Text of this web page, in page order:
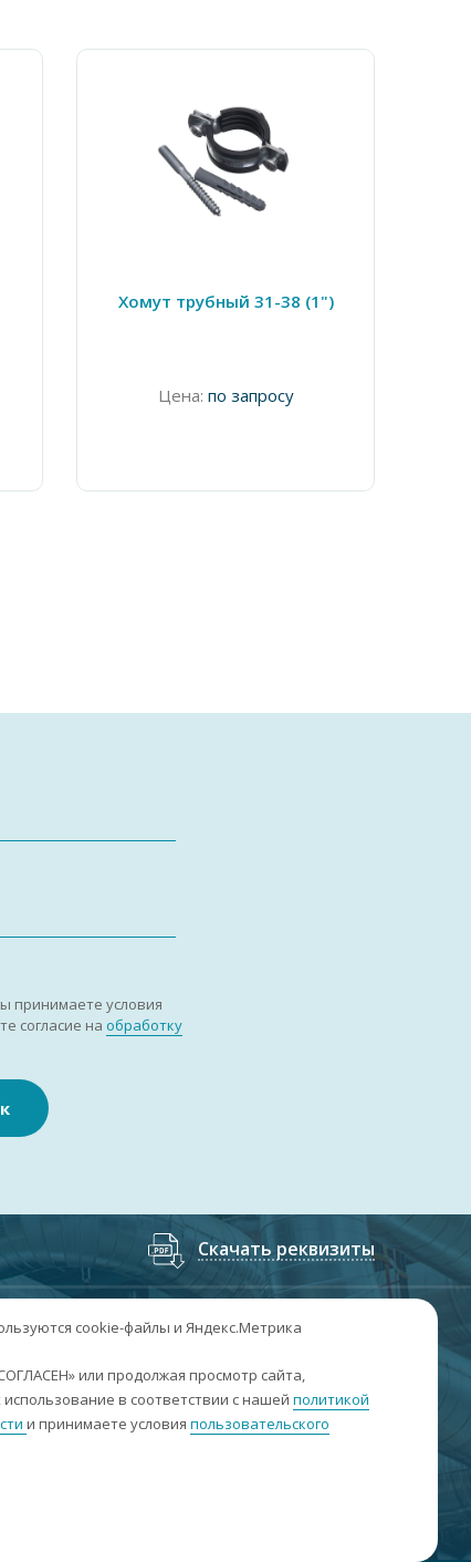
Хомут трубный 31-38 (1")
Цена: по запросу
принимаете условия
согласие на обработку
Скачать реквизиты
) 50-60-74;+7 (3852) 50-60-73
пр. Ленина, 158А, Н1/204
выходные
cookie-файлы и Яндекс.Метрика
или продолжая просмотр сайта,
в соответствии с нашей политикой
и принимаете условия пользовательского